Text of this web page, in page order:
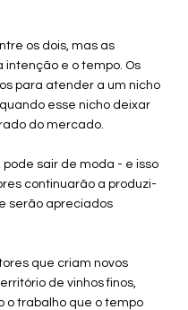
os dois, mas as
intenção e o tempo. Os
para atender a um nicho
esse nicho deixar
do mercado.
pode sair de moda - e isso
continuarão a produzi-
serão apreciados
que criam novos
de vinhos finos,
o trabalho que o tempo